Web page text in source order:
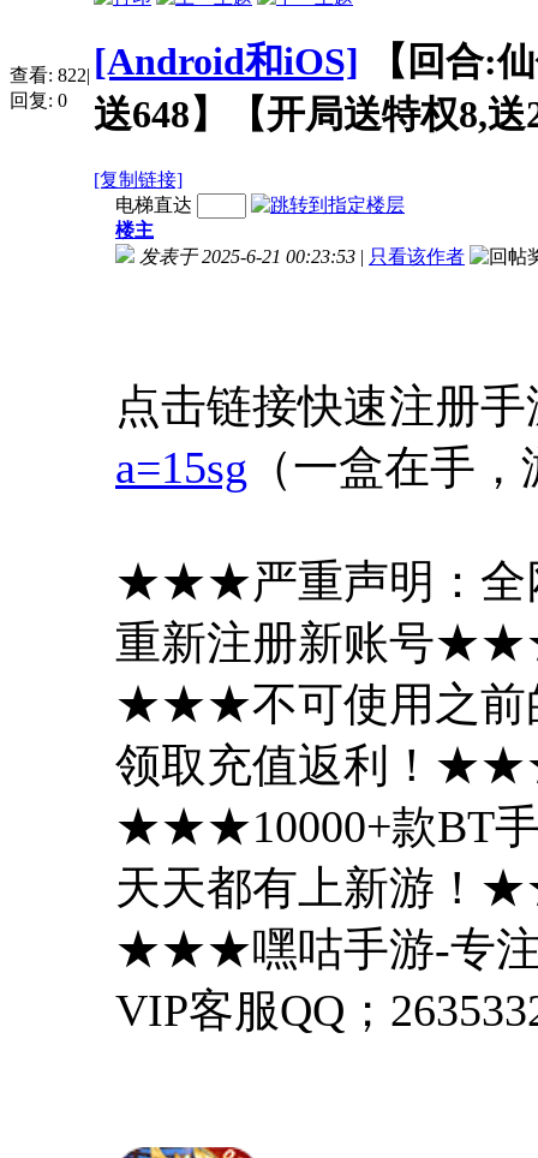
查看: 822|
回复: 0
[Android和iOS]
【回合:
送648】【开局送特权8,送
[复制链接]
电梯直达
楼主
发表于 2025-6-21 00:23:53 | 只看该作者
点击链接快速注册
a=15sg （一盒在手
★★★严重声明：全
重新注册新账号
★★★不可使用之前
领取充值返利！
★★★10000+款BT手
天天都有上新游
★★★嘿咕手游-专注
VIP客服QQ；